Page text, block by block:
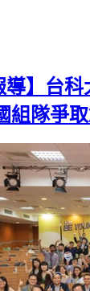
導】台
組隊爭